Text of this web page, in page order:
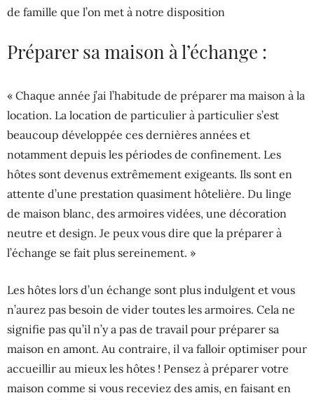
de famille que l’on met à notre disposition
Préparer sa maison à l’échange :
« Chaque année j’ai l’habitude de préparer ma maison à la
location. La location de particulier à particulier s’est
beaucoup développée ces dernières années et
notamment depuis les périodes de confinement. Les
hôtes sont devenus extrêmement exigeants. Ils sont en
attente d’une prestation quasiment hôtelière. Du linge
de maison blanc, des armoires vidées, une décoration
neutre et design. Je peux vous dire que la préparer à
l’échange se fait plus sereinement. »
Les hôtes lors d’un échange sont plus indulgent et vous
n’aurez pas besoin de vider toutes les armoires. Cela ne
signifie pas qu’il n’y a pas de travail pour préparer sa
maison en amont. Au contraire, il va falloir optimiser pour
accueillir au mieux les hôtes ! Pensez à préparer votre
maison comme si vous receviez des amis, en faisant en